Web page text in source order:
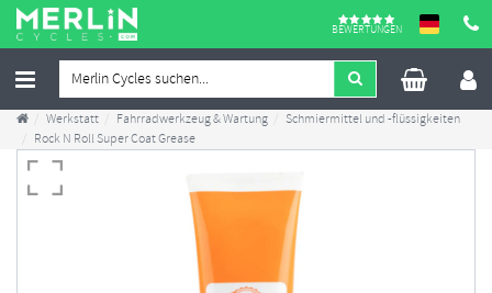
BEWERTUNGEN
Werkstatt Fahrradwerkzeug & Wartung
Schmiermittel und -flüssigkeiten
Rock N Roll Super Coat Grease